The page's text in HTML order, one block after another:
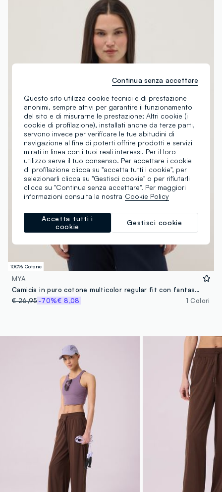
100% Cotone
MYA
Camicia in puro cotone multicolor regular fit con fantasie
€ 26,95-70%€ 8,08 1 Colori
Questo sito utilizza cookie tecnici e di prestazione
anonimi, sempre attivi per garantire il funzionamento
del sito e di misurarne le prestazione; Altri cookie (i
cookie di profilazione), installati anche da terze parti,
servono invece per verificare le tue abitudini di
navigazione al fine di poterti offrire prodotti e servizi
mirati in linea con i tuoi reali interessi. Per il loro
utilizzo serve il tuo consenso. Per accettare i cookie
di profilazione clicca su "accetta tutti i cookie", per
selezionarli clicca su "Gestisci cookie" o per rifiutarli
clicca su "Continua senza accettare". Per maggiori
informazioni consulta la nostra Cookie Policy
Gestisci cookie
Accetta tutti i
cookie
Continua senza accettare